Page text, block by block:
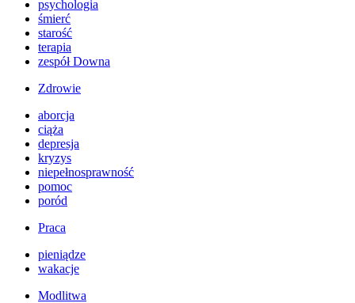
psychologia
śmierć
starość
terapia
zespół Downa
Zdrowie
aborcja
ciąża
depresja
kryzys
niepełnosprawność
pomoc
poród
Praca
pieniądze
wakacje
Modlitwa